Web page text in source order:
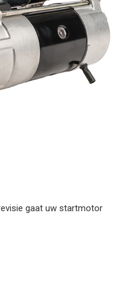
gaat uw startmotor